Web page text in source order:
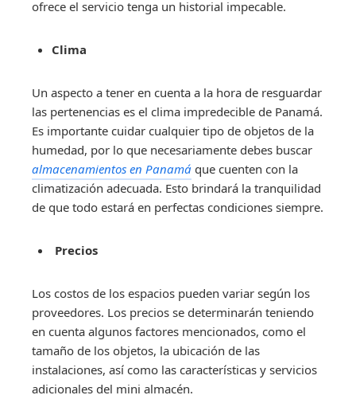
ofrece el servicio tenga un historial impecable.
Clima
Un aspecto a tener en cuenta a la hora de resguardar
las pertenencias es el clima impredecible de Panamá.
Es importante cuidar cualquier tipo de objetos de la
humedad, por lo que necesariamente debes buscar
almacenamientos en Panamá que cuenten con la
climatización adecuada. Esto brindará la tranquilidad
de que todo estará en perfectas condiciones siempre.
Precios
Los costos de los espacios pueden variar según los
proveedores. Los precios se determinarán teniendo
en cuenta algunos factores mencionados, como el
tamaño de los objetos, la ubicación de las
instalaciones, así como las características y servicios
adicionales del mini almacén.